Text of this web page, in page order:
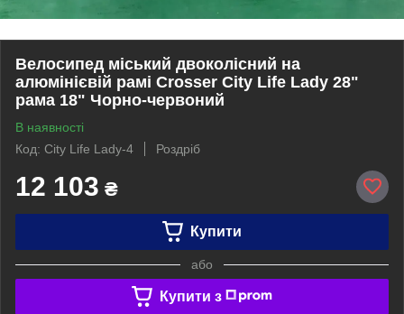
Велосипед міський двоколісний на
алюмінієвій рамі Crosser City Life Lady 28"
рама 18" Чорно-червоний
В наявності
Код: City Life Lady-4
Роздріб
12 103 ₴
Купити
або
Купити з